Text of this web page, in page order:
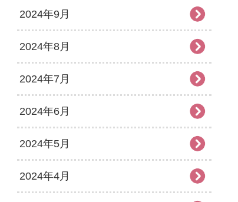
2024年9月
2024年8月
2024年7月
2024年6月
2024年5月
2024年4月